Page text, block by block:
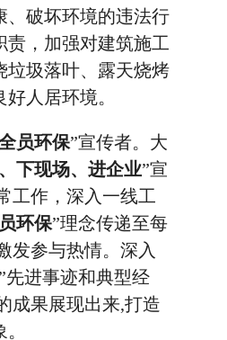
、破坏环境的违法行
责，加强对建筑施工
垃圾落叶、露天烧烤
人居环境。
员环保”宣传者。大
下现场、进企业”宣
工作，深入一线工
环保”理念传递至每
发参与热情。深入
先进事迹和典型经
成果展现出来,打造